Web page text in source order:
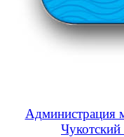
Администрация